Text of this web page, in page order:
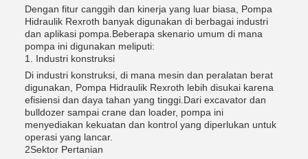
Dengan fitur canggih dan kinerja yang luar biasa, Pompa
Hidraulik Rexroth banyak digunakan di berbagai industri
dan aplikasi pompa.Beberapa skenario umum di mana
pompa ini digunakan meliputi:
1. Industri konstruksi
Di industri konstruksi, di mana mesin dan peralatan berat
digunakan, Pompa Hidraulik Rexroth lebih disukai karena
efisiensi dan daya tahan yang tinggi.Dari excavator dan
bulldozer sampai crane dan loader, pompa ini
menyediakan kekuatan dan kontrol yang diperlukan untuk
operasi yang lancar.
2Sektor Pertanian